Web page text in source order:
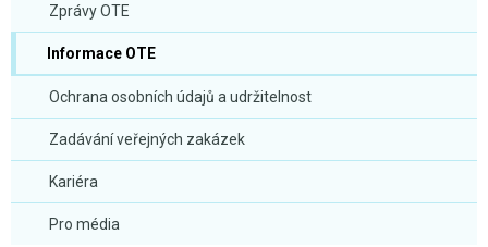
Zprávy OTE
Informace OTE
Ochrana osobních údajů a udržitelnost
Zadávání veřejných zakázek
Kariéra
Pro média